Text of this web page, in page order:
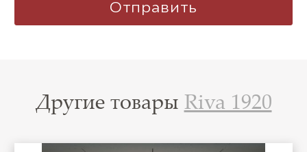
Другие товары Riva 1920